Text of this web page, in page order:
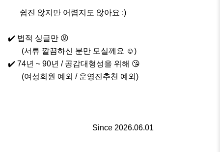
✔️ 법적 싱글만 😡
✔️ 74년 ~ 90년 / 공감대형성을 위해 😘
                                           Since 2026.06.01